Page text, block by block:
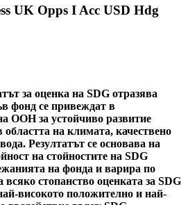
UK Opps I Acc USD Hdg
за оценка на SDG отразява
фонд се привеждат в
ООН за устойчиво развитие
областта на климата, качествено
Резултатът се основава на
на стойностите на SDG
на фонда и варира по
всяко стопанство оценката за SDG
високото положително и най-